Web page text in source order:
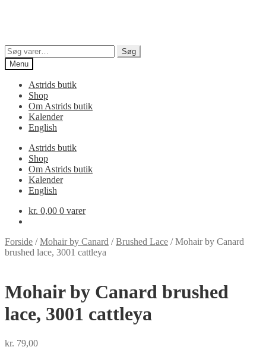
Søg
efter:
Søg
Menu
Astrids butik
Shop
Om Astrids butik
Kalender
English
Astrids butik
Shop
Om Astrids butik
Kalender
English
kr. 0,00 0 varer
Forside /Mohair by Canard /Brushed Lace /Mohair by Canard
brushed lace, 3001 cattleya
Mohair by Canard brushed
lace, 3001 cattleya
kr. 79,00